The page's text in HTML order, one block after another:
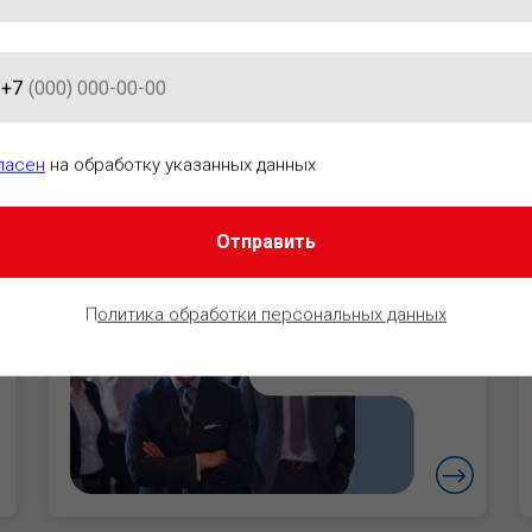
ПРАВОВОГО
Руководители
Уверенность в
безопасности
+7
на обработку указанных данных
Отправить
Политика обработки персональных данных